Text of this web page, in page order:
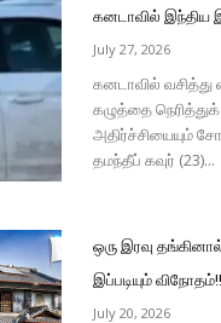
கனடாவில் இந்திய
July 27, 2026
கனடாவில்
கழுத்தை
அதிர்ச்சியையும்
தமந்தீப் கவுர் (23)...
ஒரு இரவு
இப்படியும் விநோதம்!!
July 20, 2026